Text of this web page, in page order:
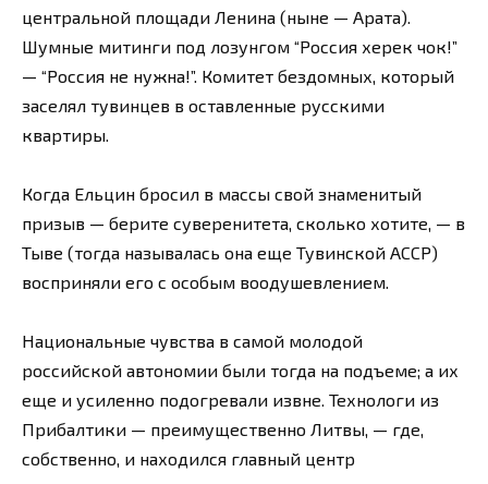
центральной площади Ленина (ныне — Арата).
Шумные митинги под лозунгом “Россия херек чок!”
— “Россия не нужна!”. Комитет бездомных, который
заселял тувинцев в оставленные русскими
квартиры.
Когда Ельцин бросил в массы свой знаменитый
призыв — берите суверенитета, сколько хотите, — в
Тыве (тогда называлась она еще Тувинской АССР)
восприняли его с особым воодушевлением.
Национальные чувства в самой молодой
российской автономии были тогда на подъеме; а их
еще и усиленно подогревали извне. Технологи из
Прибалтики — преимущественно Литвы, — где,
собственно, и находился главный центр